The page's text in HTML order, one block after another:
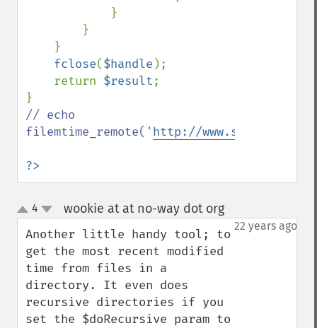
fclose($handle );
    return
$result;
// echo
filemtime_remote(' http://
?>
up
down
4 wookie at at no-way dot org¶
22 years ago
Another little handy tool; to
get the most recent modified
time from files in a
directory. It even does
recursive directories if you
set the $doRecursive param to